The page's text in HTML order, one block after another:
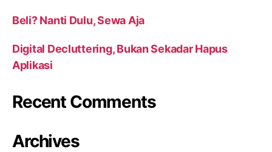
Beli? Nanti Dulu, Sewa Aja
Digital Decluttering, Bukan Sekadar Hapus
Aplikasi
Recent Comments
Archives